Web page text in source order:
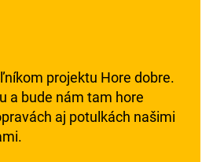
projektu Hore dobre.
a bude nám tam hore
aj potulkách našimi